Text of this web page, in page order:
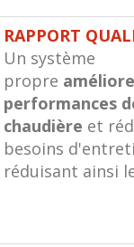
RAPPORT
Un système
propre
performances
chaudière et
besoins
réduisant ainsi